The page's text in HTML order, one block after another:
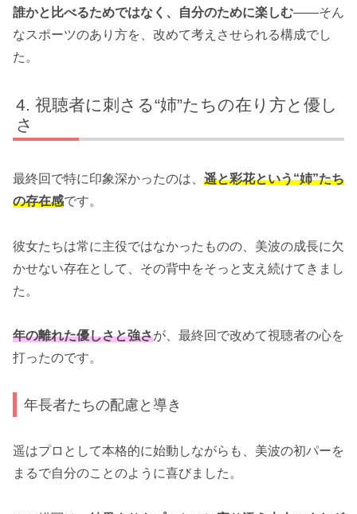
誰かと比べるためではなく、自分のために楽しむ——そん
なスポーツのあり方を、改めて考えさせられる構成でし
た。
視聴者に刺さる“姉”たちの在り方と優し
さ
最終回で特に印象深かったのは、 遥と彩花という“姉”たち
の存在感です。
彼女たちは常に主役ではなかったものの、美波の成長に欠
かせない存在として、その背中をそっと支え続けてきまし
た。
年の離れた優しさと強さが、最終回で改めて視聴者の心を
打ったのです。
年長者たちの配慮と導き
遥はプロとして本格的に始動しながらも、美波の初パーを
まるで自分のことのように喜びました。